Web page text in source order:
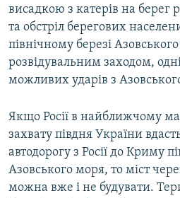
висадкою з катерів на берег
та обстріл берегових
північному березі
розвідувальним заходом,
можливих ударів з
Якщо Росії в найближчому
захвату півдня України
автодорогу з Росії до Криму
Азовського моря, то міст
можна вже і не будувати.